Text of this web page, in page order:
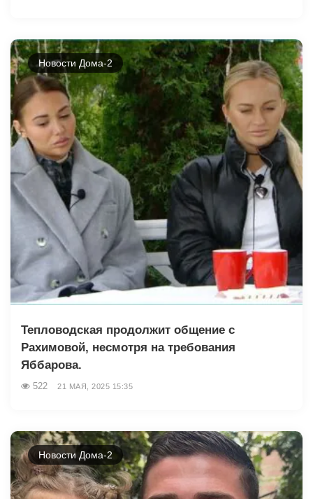
Новости Дома-2
Тепловодская продолжит общение с
Рахимовой, несмотря на требования
Яббарова.
522 21 МАЯ, 2025 15:35
Новости Дома-2